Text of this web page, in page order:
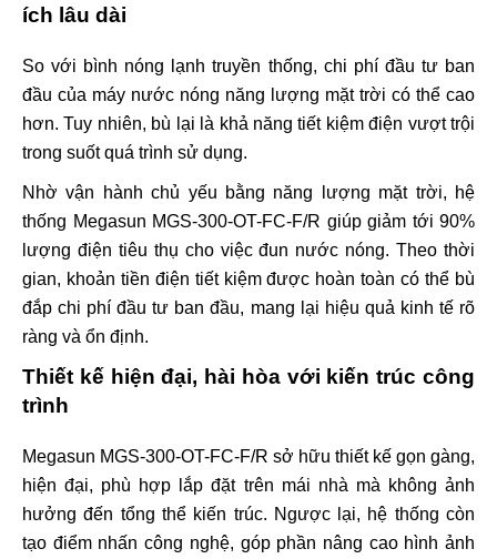
ích lâu dài
So với bình nóng lạnh truyền thống, chi phí đầu tư ban
đầu của máy nước nóng năng lượng mặt trời có thể cao
hơn. Tuy nhiên, bù lại là khả năng tiết kiệm điện vượt trội
trong suốt quá trình sử dụng.
Nhờ vận hành chủ yếu bằng năng lượng mặt trời, hệ
thống Megasun MGS-300-OT-FC-F/R giúp giảm tới 90%
lượng điện tiêu thụ cho việc đun nước nóng. Theo thời
gian, khoản tiền điện tiết kiệm được hoàn toàn có thể bù
đắp chi phí đầu tư ban đầu, mang lại hiệu quả kinh tế rõ
ràng và ổn định.
Thiết kế hiện đại, hài hòa với kiến trúc công
trình
Megasun MGS-300-OT-FC-F/R sở hữu thiết kế gọn gàng,
hiện đại, phù hợp lắp đặt trên mái nhà mà không ảnh
hưởng đến tổng thể kiến trúc. Ngược lại, hệ thống còn
tạo điểm nhấn công nghệ, góp phần nâng cao hình ảnh